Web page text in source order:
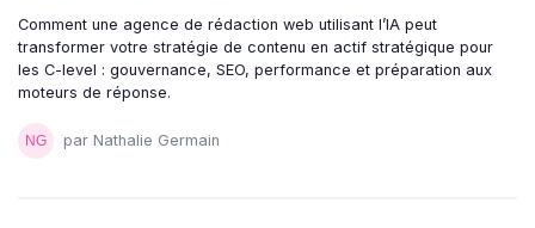
Comment une agence de rédaction web utilisant l’IA peut
transformer votre stratégie de contenu en actif stratégique pour
les C-level : gouvernance, SEO, performance et préparation aux
moteurs de réponse.
par Nathalie Germain